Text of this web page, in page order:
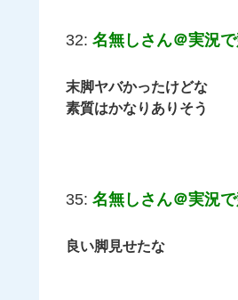
32: 名無しさん＠実況
末脚ヤバかったけどな
素質はかなりありそう
35: 名無しさん＠実況
良い脚見せたな